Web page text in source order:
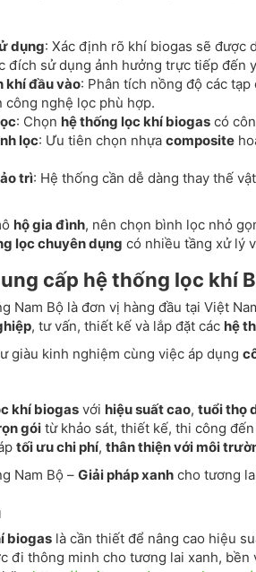
dụng: Xác định rõ khí biogas sẽ được
đích sử dụng ảnh hưởng trực tiếp đến
khí đầu vào: Phân tích nồng độ các tạp
công nghệ lọc phù hợp.
: Chọn hệ thống lọc khí biogas có
lọc: Ưu tiên chọn nhựa composite
trì: Hệ thống cần dễ dàng thay thế
hộ gia đình, nên chọn bình lọc nhỏ
lọc chuyên dụng có nhiều tầng xử lý
cấp hệ thống lọc khí
Nam Bộ là đơn vị hàng đầu tại Việt
, tư vấn, thiết kế và lắp đặt các hệ
giàu kinh nghiệm cùng việc áp dụng
khí biogas với hiệu suất cao, tuổi thọ
gói từ khảo sát, thiết kế, thi công
tối ưu chi phí, thân thiện với môi
Nam Bộ – Giải pháp xanh cho tương
biogas là cần thiết để nâng cao hiệu
đi thông minh cho tương lai xanh,